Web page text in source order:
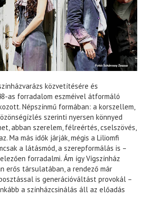
közvetítésére és
as forradalom eszméivel átformáló
Népszínmű formában: a korszellem,
szerinti nyersen könnyed
abban szerelem, félreértés, cselszövés,
Ma más idők járják, mégis a Liliomfi
a látásmód, a szerepformálás is –
forradalmi. Ám így Vígszínház
erős társulatában, a rendező már
is generációváltást provokál –
a színházcsinálás áll az előadás